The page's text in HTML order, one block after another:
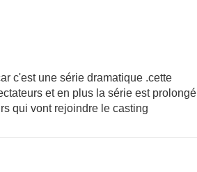
c'est une série dramatique .cette
et en plus la série est prolongé
qui vont rejoindre le casting